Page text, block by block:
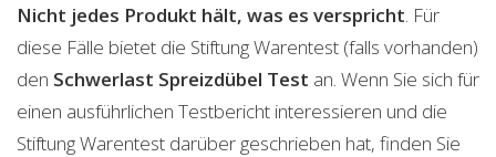
Nicht jedes Produkt hält, was es verspricht. Für
diese Fälle bietet die Stiftung Warentest (falls vorhanden)
den Schwerlast Spreizdübel Test an. Wenn Sie sich für
einen ausführlichen Testbericht interessieren und die
Stiftung Warentest darüber geschrieben hat, finden Sie